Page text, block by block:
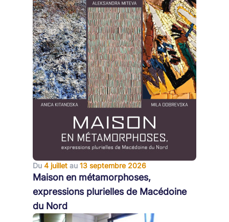
Du 4 juillet au 13 septembre 2026
Maison en métamorphoses,
expressions plurielles de Macédoine
du Nord